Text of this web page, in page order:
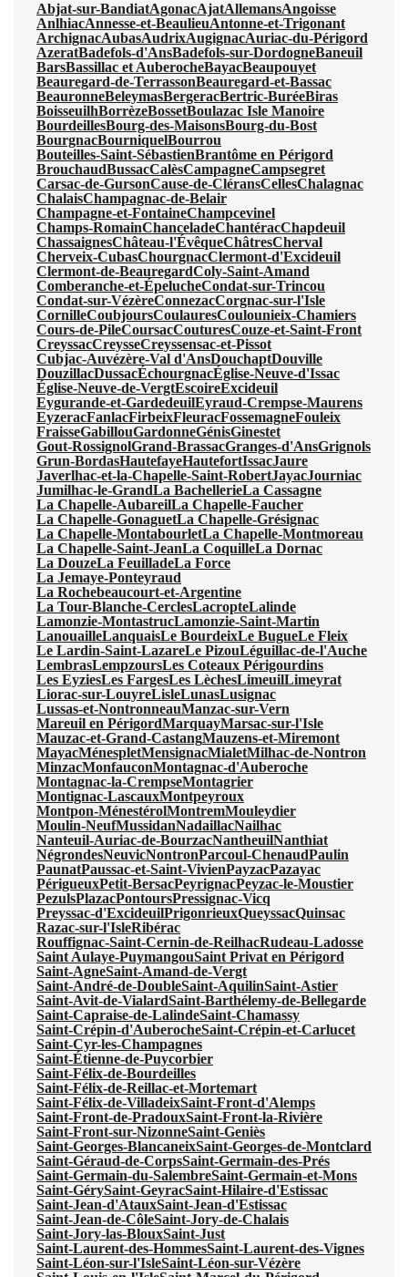
Abjat-sur-BandiatAgonacAjatAllemansAngoisse
AnlhiacAnnesse-et-BeaulieuAntonne-et-Trigonant
ArchignacAubasAudrixAugignacAuriac-du-Périgord
AzeratBadefols-d'AnsBadefols-sur-DordogneBaneuil
BarsBassillac et AuberocheBayacBeaupouyet
Beauregard-de-TerrassonBeauregard-et-Bassac
BeauronneBeleymasBergeracBertric-BuréeBiras
BoisseuilhBorrèzeBossetBoulazac Isle Manoire
BourdeillesBourg-des-MaisonsBourg-du-Bost
BourgnacBourniquelBourrou
Bouteilles-Saint-SébastienBrantôme en Périgord
BrouchaudBussacCalèsCampagneCampsegret
Carsac-de-GursonCause-de-CléransCellesChalagnac
ChalaisChampagnac-de-Belair
Champagne-et-FontaineChampcevinel
Champs-RomainChanceladeChantéracChapdeuil
ChassaignesChâteau-l'ÉvêqueChâtresCherval
Cherveix-CubasChourgnacClermont-d'Excideuil
Clermont-de-BeauregardColy-Saint-Amand
Comberanche-et-ÉpelucheCondat-sur-Trincou
Condat-sur-VézèreConnezacCorgnac-sur-l'Isle
CornilleCoubjoursCoulauresCoulounieix-Chamiers
Cours-de-PileCoursacCouturesCouze-et-Saint-Front
CreyssacCreysseCreyssensac-et-Pissot
Cubjac-Auvézère-Val d'AnsDouchaptDouville
DouzillacDussacÉchourgnacÉglise-Neuve-d'Issac
Église-Neuve-de-VergtEscoireExcideuil
Eygurande-et-GardedeuilEyraud-Crempse-Maurens
EyzeracFanlacFirbeixFleuracFossemagneFouleix
FraisseGabillouGardonneGénisGinestet
Gout-RossignolGrand-BrassacGranges-d'AnsGrignols
Grun-BordasHautefayeHautefortIssacJaure
Javerlhac-et-la-Chapelle-Saint-RobertJayacJourniac
Jumilhac-le-GrandLa BachellerieLa Cassagne
La Chapelle-AubareilLa Chapelle-Faucher
La Chapelle-GonaguetLa Chapelle-Grésignac
La Chapelle-MontabourletLa Chapelle-Montmoreau
La Chapelle-Saint-JeanLa CoquilleLa Dornac
La DouzeLa FeuilladeLa Force
La Jemaye-Ponteyraud
La Rochebeaucourt-et-Argentine
La Tour-Blanche-CerclesLacropteLalinde
Lamonzie-MontastrucLamonzie-Saint-Martin
LanouailleLanquaisLe BourdeixLe BugueLe Fleix
Le Lardin-Saint-LazareLe PizouLéguillac-de-l'Auche
LembrasLempzoursLes Coteaux Périgourdins
Les EyziesLes FargesLes LèchesLimeuilLimeyrat
Liorac-sur-LouyreLisleLunasLusignac
Lussas-et-NontronneauManzac-sur-Vern
Mareuil en PérigordMarquayMarsac-sur-l'Isle
Mauzac-et-Grand-CastangMauzens-et-Miremont
MayacMénespletMensignacMialetMilhac-de-Nontron
MinzacMonfauconMontagnac-d'Auberoche
Montagnac-la-CrempseMontagrier
Montignac-LascauxMontpeyroux
Montpon-MénestérolMontremMouleydier
Moulin-NeufMussidanNadaillacNailhac
Nanteuil-Auriac-de-BourzacNantheuilNanthiat
NégrondesNeuvicNontronParcoul-ChenaudPaulin
PaunatPaussac-et-Saint-VivienPayzacPazayac
PérigueuxPetit-BersacPeyrignacPeyzac-le-Moustier
PezulsPlazacPontoursPressignac-Vicq
Preyssac-d'ExcideuilPrigonrieuxQueyssacQuinsac
Razac-sur-l'IsleRibérac
Rouffignac-Saint-Cernin-de-ReilhacRudeau-Ladosse
Saint Aulaye-PuymangouSaint Privat en Périgord
Saint-AgneSaint-Amand-de-Vergt
Saint-André-de-DoubleSaint-AquilinSaint-Astier
Saint-Avit-de-VialardSaint-Barthélemy-de-Bellegarde
Saint-Capraise-de-LalindeSaint-Chamassy
Saint-Crépin-d'AuberocheSaint-Crépin-et-Carlucet
Saint-Cyr-les-Champagnes
Saint-Étienne-de-Puycorbier
Saint-Félix-de-Bourdeilles
Saint-Félix-de-Reillac-et-Mortemart
Saint-Félix-de-VilladeixSaint-Front-d'Alemps
Saint-Front-de-PradouxSaint-Front-la-Rivière
Saint-Front-sur-NizonneSaint-Geniès
Saint-Georges-BlancaneixSaint-Georges-de-Montclard
Saint-Géraud-de-CorpsSaint-Germain-des-Prés
Saint-Germain-du-SalembreSaint-Germain-et-Mons
Saint-GérySaint-GeyracSaint-Hilaire-d'Estissac
Saint-Jean-d'AtauxSaint-Jean-d'Estissac
Saint-Jean-de-CôleSaint-Jory-de-Chalais
Saint-Jory-las-BlouxSaint-Just
Saint-Laurent-des-HommesSaint-Laurent-des-Vignes
Saint-Léon-sur-l'IsleSaint-Léon-sur-Vézère